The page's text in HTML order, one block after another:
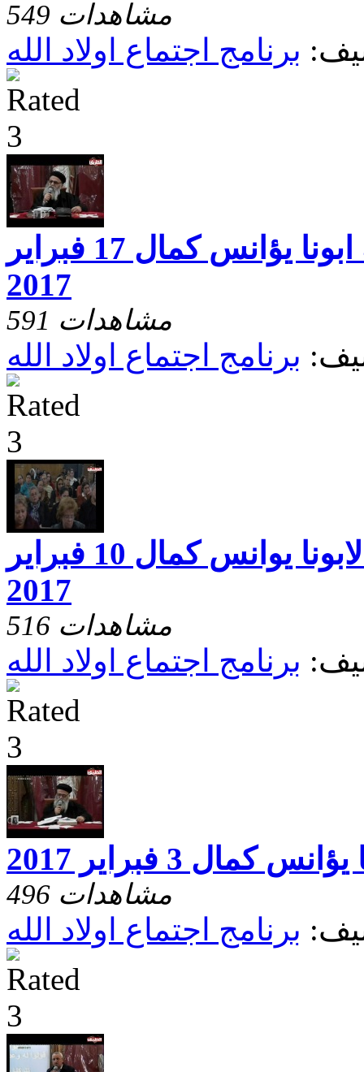
549 مشاهدات
برنامج اجتماع اولاد الله
اجتماع اولاد الله ابونا يؤانس كمال 17 فبراير
2017
591 مشاهدات
برنامج اجتماع اولاد الله
اجتماع اولاد الله لابونا يوانس كمال 10 فبراير
2017
516 مشاهدات
برنامج اجتماع اولاد الله
كمال 3 فبراير 2017
496 مشاهدات
برنامج اجتماع اولاد الله